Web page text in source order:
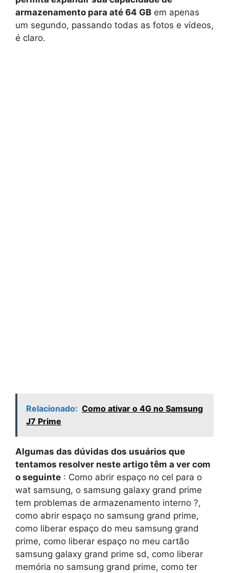
armazenamento para até 64 GB em apenas
um segundo, passando todas as fotos e vídeos,
é claro.
Relacionado: Como ativar o 4G no Samsung
J7 Prime
Algumas das dúvidas dos usuários que
tentamos resolver neste artigo têm a ver com
o seguinte : Como abrir espaço no cel para o
wat samsung, o samsung galaxy grand prime
tem problemas de armazenamento interno ?,
como abrir espaço no samsung grand prime,
como liberar espaço do meu samsung grand
prime, como liberar espaço no meu cartão
samsung galaxy grand prime sd, como liberar
memória no samsung grand prime, como ter